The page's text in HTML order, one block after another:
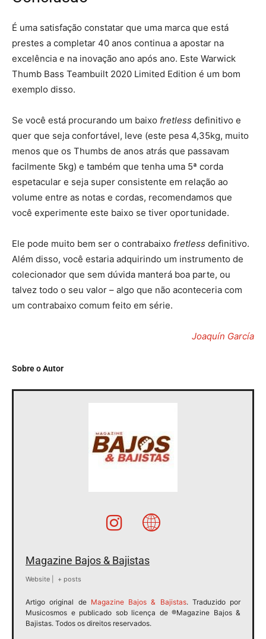
É uma satisfação constatar que uma marca que está
prestes a completar 40 anos continua a apostar na
excelência e na inovação ano após ano. Este Warwick
Thumb Bass Teambuilt 2020 Limited Edition é um bom
exemplo disso.
Se você está procurando um baixo fretless definitivo e
quer que seja confortável, leve (este pesa 4,35kg, muito
menos que os Thumbs de anos atrás que passavam
facilmente 5kg) e também que tenha uma 5ª corda
espetacular e seja super consistente em relação ao
volume entre as notas e cordas, recomendamos que
você experimente este baixo se tiver oportunidade.
Ele pode muito bem ser o contrabaixo fretless definitivo.
Além disso, você estaria adquirindo um instrumento de
colecionador que sem dúvida manterá boa parte, ou
talvez todo o seu valor – algo que não aconteceria com
um contrabaixo comum feito em série.
Joaquín García
Sobre o Autor
Magazine Bajos & Bajistas
Website + posts
Artigo original de Magazine Bajos & Bajistas. Traduzido por
Musicosmos e publicado sob licença de ®Magazine Bajos &
Bajistas. Todos os direitos reservados.